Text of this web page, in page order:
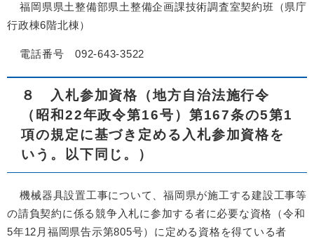
福岡県県土整備部県土整備企画課技術調査室契約班（県庁
行政棟6階北棟）
電話番号 092-643-3522
８ 入札参加資格（地方自治法施行令
（昭和22年政令第16号）第167条の5第1
項の規定に基づき定める入札参加資格を
いう。以下同じ。）
機械器具設置工事について、福岡県が施工する建設工事等
の請負契約に係る競争入札に参加する者に必要な資格（令和
5年12月福岡県告示第805号）に定める資格を得ている者